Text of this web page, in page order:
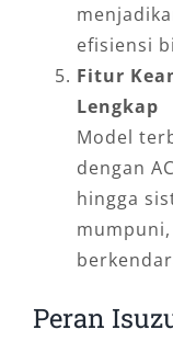
efisiensi
Fitur
Lengkap
Model
dengan
hingga
Peran